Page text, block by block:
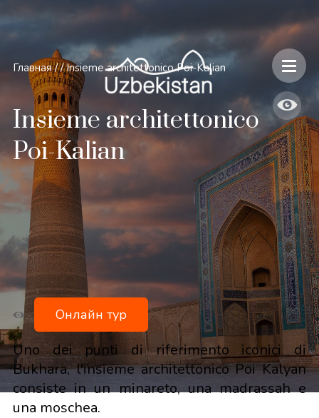
Главная / / Insieme architettonico Poi-Kalian
Insieme architettonico
Poi-Kalian
Uno dei punti di riferimento iconici di
Bukhara, l'insieme architettonico Poi Kalyan
consiste in un minareto, una madrassah e
una moschea.
Онлайн тур